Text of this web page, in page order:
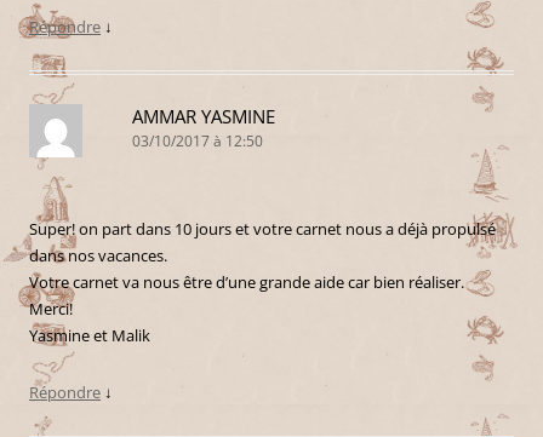
Répondre ↓
AMMAR YASMINE
03/10/2017 à 12:50
Super! on part dans 10 jours et votre carnet nous a déjà propulsé
dans nos vacances.
Votre carnet va nous être d’une grande aide car bien réaliser.
Merci!
Yasmine et Malik
Répondre ↓